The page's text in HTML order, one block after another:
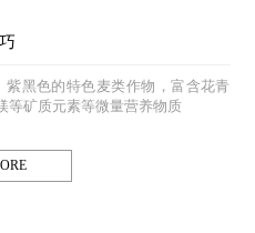
黑色的特色麦类作物，富含花青
等矿质元素等微量营养物质